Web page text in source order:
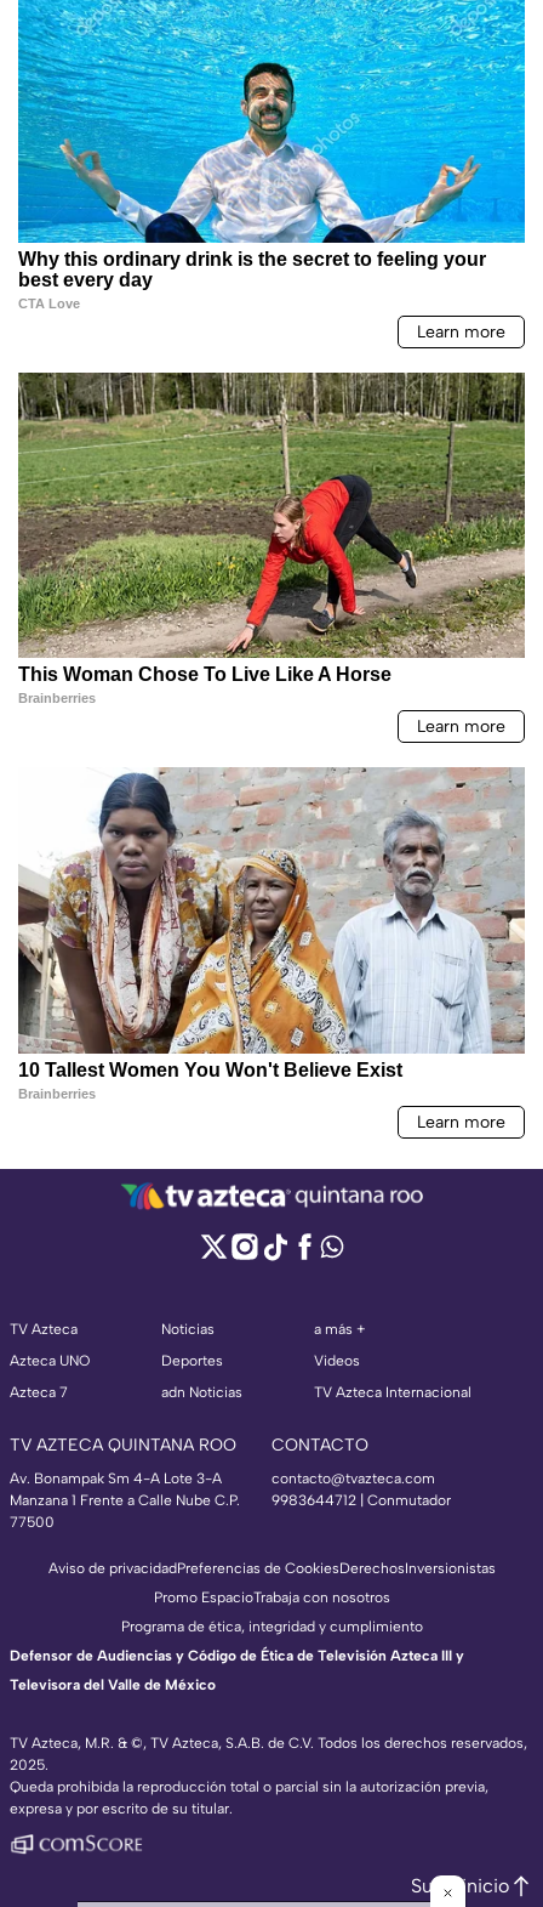
TV Azteca
Azteca UNO
Azteca 7
Noticias
Deportes
adn Noticias
a más +
Videos
TV Azteca Internacional
TV AZTECA QUINTANA ROO
Av. Bonampak Sm 4-A Lote 3-A
Manzana 1 Frente a Calle Nube C.P.
77500
CONTACTO
contacto@tvazteca.com
9983644712 | Conmutador
TV Azteca, M.R. & ©, TV Azteca, S.A.B. de C.V. Todos los derechos reservados,
2025.
Queda prohibida la reproducción total o parcial sin la autorización previa,
expresa y por escrito de su titular.
Aviso de privacidadPreferencias de CookiesDerechosInversionistas
Promo EspacioTrabaja con nosotros
Programa de ética, integridad y cumplimiento
Defensor de Audiencias y Código de Ética de Televisión Azteca III y
Televisora del Valle de México
Subir inicio